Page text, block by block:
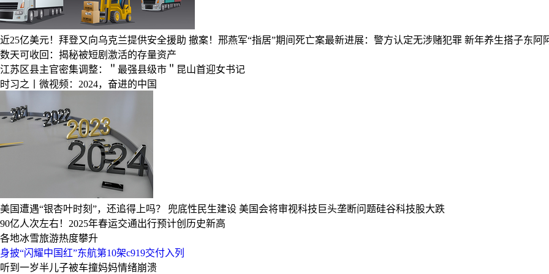
近25亿美元！拜登又向乌克兰提供安全援助 撤案！邢燕军“指居”期间死亡案最新进展：警方认定无涉赌犯罪 新年养生搭子东阿
数天可收回：揭秘被短剧激活的存量资产
江苏区县主官密集调整：＂最强县级市＂昆山首迎女书记
时习之丨微视频：2024，奋进的中国
美国遭遇“银杏叶时刻”，还追得上吗？ 兜底性民生建设 美国会将审视科技巨头垄断问题硅谷科技股大跌
90亿人次左右！2025年春运交通出行预计创历史新高
各地冰雪旅游热度攀升
身披“闪耀中国红”东航第10架c919交付入列
听到一岁半儿子被车撞妈妈情绪崩溃